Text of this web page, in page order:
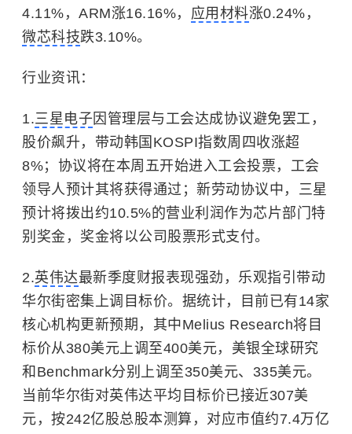
4.11%，ARM涨16.16%， 应用材料涨0.24%，
微芯科技跌3.10%。
行业资讯：
1.三星电子因管理层与工会达成协议避免罢工，
股价飙升，带动韩国KOSPI指数周四收涨超
8%；协议将在本周五开始进入工会投票，工会
领导人预计其将获得通过；新劳动协议中，三星
预计将拨出约10.5%的营业利润作为芯片部门特
别奖金，奖金将以公司股票形式支付。
2.英伟达最新季度财报表现强劲，乐观指引带动
华尔街密集上调目标价。据统计，目前已有14家
核心机构更新预期，其中Melius Research将目
标价从380美元上调至400美元，美银全球研究
和Benchmark分别上调至350美元、335美元。
当前华尔街对英伟达平均目标价已接近307美
元，按242亿股总股本测算，对应市值约7.4万亿